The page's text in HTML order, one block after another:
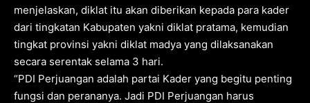
menjelaskan, diklat itu akan diberikan kepada para kader
dari tingkatan Kabupaten yakni diklat pratama, kemudian
tingkat provinsi yakni diklat madya yang dilaksanakan
secara serentak selama 3 hari.
“PDI Perjuangan adalah partai Kader yang begitu penting
fungsi dan perananya. Jadi PDI Perjuangan harus